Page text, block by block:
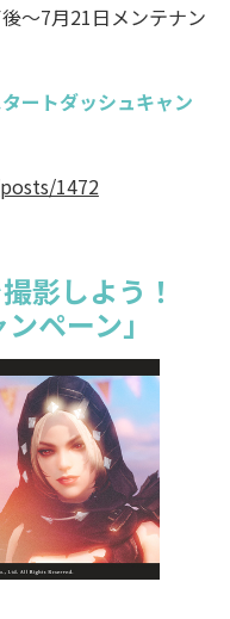
～7月21日メンテナン
ートダッシュキャン
1472
影しよう！
ペーン」